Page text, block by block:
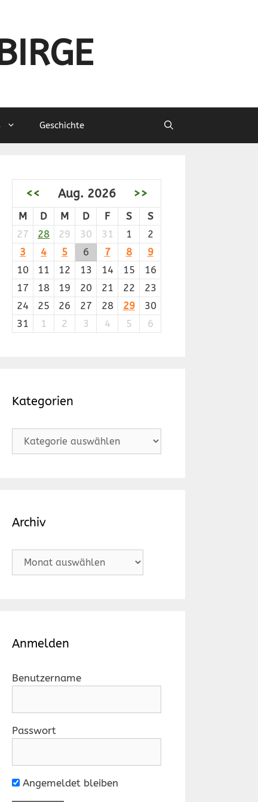
Geschichte
<< Aug. 2026 >>
M D M D F S
S
27
28 29 30 31 1
2
3
4 5 6 7 8
9
10
11 12 13 14 15
16
17
18 19 20 21 22
23
24
25 26 27 28 29
30
31
1 2 3 4 5 6
Kategorien
Kategorien
Archiv
Archiv
Anmelden
Benutzername
Passwort
Angemeldet bleiben